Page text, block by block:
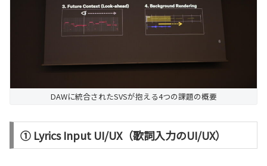
DAWに統合されたSVSが抱える4つの課題の概要
① Lyrics Input UI/UX（歌詞入力のUI/UX）